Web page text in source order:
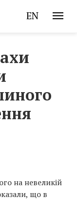
EN
на невеликій
що в